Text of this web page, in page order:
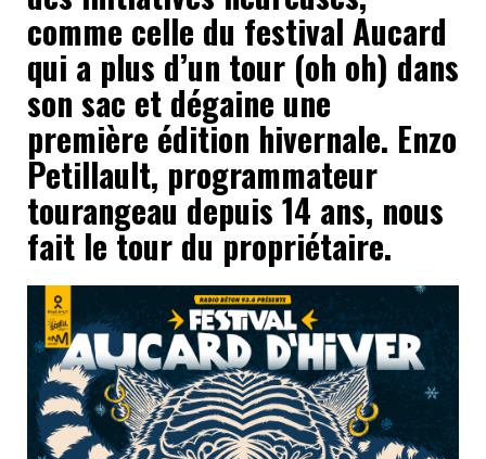
comme celle du festival Aucard
qui a plus d’un tour (oh oh) dans
son sac et dégaine une
première édition hivernale. Enzo
Petillault, programmateur
tourangeau depuis 14 ans, nous
fait le tour du propriétaire.